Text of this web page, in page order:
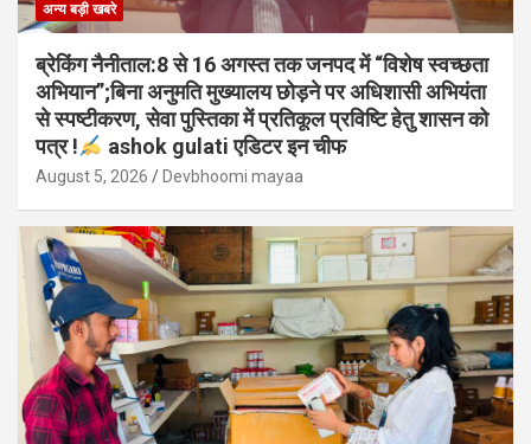
अन्य बड़ी खबरे
ब्रेकिंग नैनीताल:8 से 16 अगस्त तक जनपद में “विशेष स्वच्छता
अभियान”;बिना अनुमति मुख्यालय छोड़ने पर अधिशासी अभियंता
से स्पष्टीकरण, सेवा पुस्तिका में प्रतिकूल प्रविष्टि हेतु शासन को
पत्र !
ashok gulati एडिटर इन चीफ
August 5, 2026 Devbhoomi mayaa